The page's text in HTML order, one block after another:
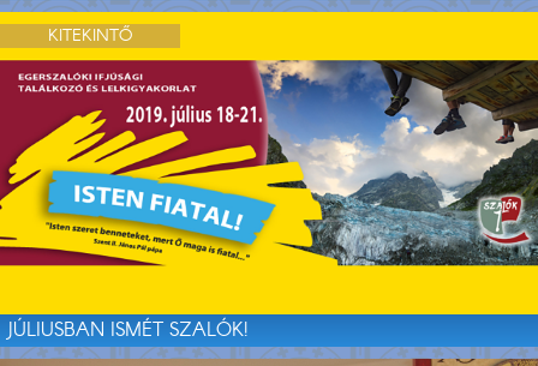
JÚLIUSBAN ISMÉT SZALÓK!
KITEKINTŐ